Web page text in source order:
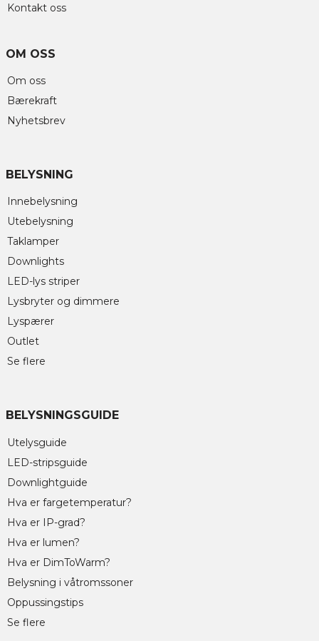
Kontakt oss
OM OSS
Om oss
Bærekraft
Nyhetsbrev
BELYSNING
Innebelysning
Utebelysning
Taklamper
Downlights
LED-lys striper
Lysbryter og dimmere
Lyspærer
Outlet
Se flere
BELYSNINGSGUIDE
Utelysguide
LED-stripsguide
Downlightguide
Hva er fargetemperatur?
Hva er IP-grad?
Hva er lumen?
Hva er DimToWarm?
Belysning i våtromssoner
Oppussingstips
Se flere